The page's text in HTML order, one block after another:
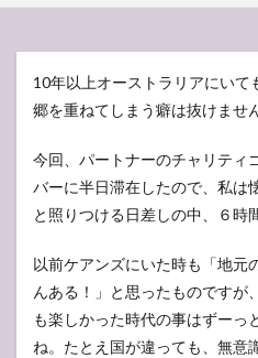
10年以上オーストラリアにいて
郷を重ねてしまう癖は抜けません
今回、パートナーのチャリティ
バーに半日滞在したので、私は
と照りつける日差しの中、６時
以前ケアンズにいた時も「地元
んある！」と思ったものですが
も楽しかった時代の事はずーっ
ね。たとえ国が違っても、無意